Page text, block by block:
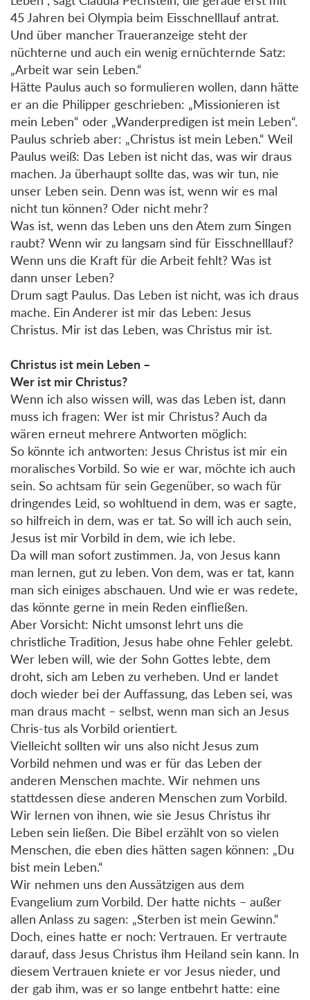
45 Jahren bei Olympia beim Eisschnelllauf antrat.
Und über mancher Traueranzeige steht der
nüchterne und auch ein wenig ernüchternde Satz:
„Arbeit war sein Leben.“
Hätte Paulus auch so formulieren wollen, dann hätte
er an die Philipper geschrieben: „Missionieren ist
mein Leben“ oder „Wanderpredigen ist mein Leben“.
Paulus schrieb aber: „Christus ist mein Leben.“ Weil
Paulus weiß: Das Leben ist nicht das, was wir draus
machen. Ja überhaupt sollte das, was wir tun, nie
unser Leben sein. Denn was ist, wenn wir es mal
nicht tun können? Oder nicht mehr?
Was ist, wenn das Leben uns den Atem zum Singen
raubt? Wenn wir zu langsam sind für Eisschnelllauf?
Wenn uns die Kraft für die Arbeit fehlt? Was ist
dann unser Leben?
Drum sagt Paulus. Das Leben ist nicht, was ich draus
mache. Ein Anderer ist mir das Leben: Jesus
Christus. Mir ist das Leben, was Christus mir ist.
Christus ist mein Leben –
Wer ist mir Christus?
Wenn ich also wissen will, was das Leben ist, dann
muss ich fragen: Wer ist mir Christus? Auch da
wären erneut mehrere Antworten möglich:
So könnte ich antworten: Jesus Christus ist mir ein
moralisches Vorbild. So wie er war, möchte ich auch
sein. So achtsam für sein Gegenüber, so wach für
dringendes Leid, so wohltuend in dem, was er sagte,
so hilfreich in dem, was er tat. So will ich auch sein,
Jesus ist mir Vorbild in dem, wie ich lebe.
Da will man sofort zustimmen. Ja, von Jesus kann
man lernen, gut zu leben. Von dem, was er tat, kann
man sich einiges abschauen. Und wie er was redete,
das könnte gerne in mein Reden einfließen.
Aber Vorsicht: Nicht umsonst lehrt uns die
christliche Tradition, Jesus habe ohne Fehler gelebt.
Wer leben will, wie der Sohn Gottes lebte, dem
droht, sich am Leben zu verheben. Und er landet
doch wieder bei der Auffassung, das Leben sei, was
man draus macht – selbst, wenn man sich an Jesus
Chris-tus als Vorbild orientiert.
Vielleicht sollten wir uns also nicht Jesus zum
Vorbild nehmen und was er für das Leben der
anderen Menschen machte. Wir nehmen uns
stattdessen diese anderen Menschen zum Vorbild.
Wir lernen von ihnen, wie sie Jesus Christus ihr
Leben sein ließen. Die Bibel erzählt von so vielen
Menschen, die eben dies hätten sagen können: „Du
bist mein Leben.“
Wir nehmen uns den Aussätzigen aus dem
Evangelium zum Vorbild. Der hatte nichts – außer
allen Anlass zu sagen: „Sterben ist mein Gewinn.“
Doch, eines hatte er noch: Vertrauen. Er vertraute
darauf, dass Jesus Christus ihm Heiland sein kann. In
diesem Vertrauen kniete er vor Jesus nieder, und
der gab ihm, was er so lange entbehrt hatte: eine